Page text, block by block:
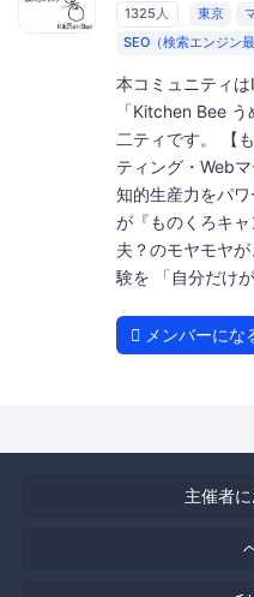
1325人 東京
SEO（検索エンジン最
本コミュニティ
「Kitchen Bee
二ティです。 【
ティング・Web
知的生産力をパ
が『ものくろキ
夫？のモヤモヤ
験を 「自分だけ
メンバーにな
主催者